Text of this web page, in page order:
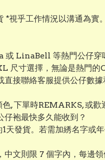
視乎工作情況以溝通為實。
LinaBell 等熱門公仔穿
尺寸選擇，無論是熱門
接聯絡客服提供公仔數據
, 下單時REMARKS, 或歡
袍最快多久能收到？
發貨。若需加綉名字或
文則限 7 個字內，每邊